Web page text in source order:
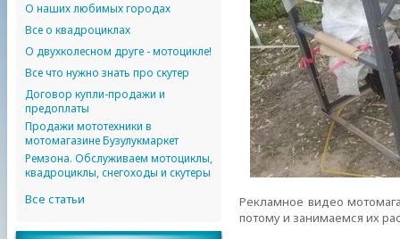
Рекламное видео
потому и занимаемся их
О наших любимых городах
Все о квадроциклах
О двухколесном друге - мотоцикле!
Все что нужно знать про скутер
Договор купли-продажи и
предоплаты
Продажи мототехники в
мотомагазине Бузулукмаркет
Ремзона. Обслуживаем мотоциклы,
квадроциклы, снегоходы и скутеры
Все статьи